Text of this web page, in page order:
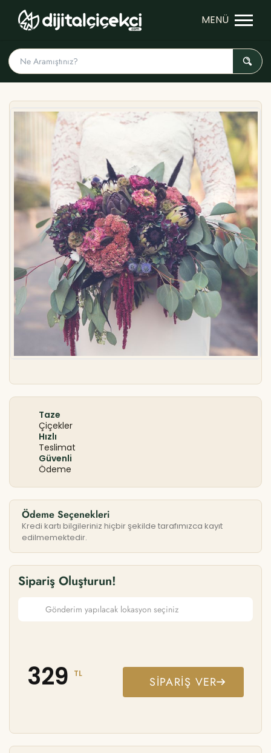
Sipariş Oluşturun!
329 TL
SIPARIŞ VER
Taze
Çiçekler
Hızlı
Teslimat
Güvenli
Ödeme
Ödeme Seçenekleri
Kredi kartı bilgileriniz hiçbir şekilde tarafımızca kayıt
edilmemektedir.